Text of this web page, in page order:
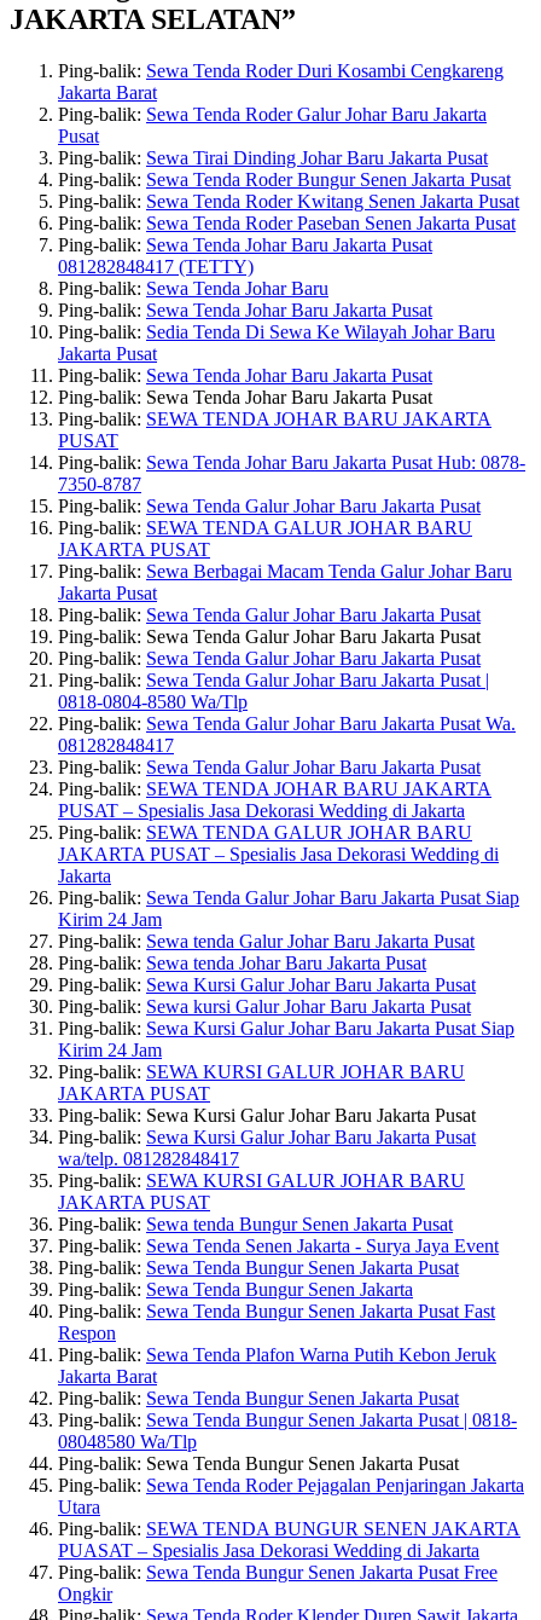
JAKARTA SELATAN”
Ping-balik: Sewa Tenda Roder Duri Kosambi Cengkareng
Jakarta Barat
Ping-balik: Sewa Tenda Roder Galur Johar Baru Jakarta
Pusat
Ping-balik: Sewa Tirai Dinding Johar Baru Jakarta Pusat
Ping-balik: Sewa Tenda Roder Bungur Senen Jakarta Pusat
Ping-balik: Sewa Tenda Roder Kwitang Senen Jakarta Pusat
Ping-balik: Sewa Tenda Roder Paseban Senen Jakarta Pusat
Ping-balik: Sewa Tenda Johar Baru Jakarta Pusat
081282848417 (TETTY)
Ping-balik: Sewa Tenda Johar Baru
Ping-balik: Sewa Tenda Johar Baru Jakarta Pusat
Ping-balik: Sedia Tenda Di Sewa Ke Wilayah Johar Baru
Jakarta Pusat
Ping-balik: Sewa Tenda Johar Baru Jakarta Pusat
Ping-balik: Sewa Tenda Johar Baru Jakarta Pusat
Ping-balik: SEWA TENDA JOHAR BARU JAKARTA
PUSAT
Ping-balik: Sewa Tenda Johar Baru Jakarta Pusat Hub: 0878-
7350-8787
Ping-balik: Sewa Tenda Galur Johar Baru Jakarta Pusat
Ping-balik: SEWA TENDA GALUR JOHAR BARU
JAKARTA PUSAT
Ping-balik: Sewa Berbagai Macam Tenda Galur Johar Baru
Jakarta Pusat
Ping-balik: Sewa Tenda Galur Johar Baru Jakarta Pusat
Ping-balik: Sewa Tenda Galur Johar Baru Jakarta Pusat
Ping-balik: Sewa Tenda Galur Johar Baru Jakarta Pusat
Ping-balik: Sewa Tenda Galur Johar Baru Jakarta Pusat |
0818-0804-8580 Wa/Tlp
Ping-balik: Sewa Tenda Galur Johar Baru Jakarta Pusat Wa.
081282848417
Ping-balik: Sewa Tenda Galur Johar Baru Jakarta Pusat
Ping-balik: SEWA TENDA JOHAR BARU JAKARTA
PUSAT – Spesialis Jasa Dekorasi Wedding di Jakarta
Ping-balik: SEWA TENDA GALUR JOHAR BARU
JAKARTA PUSAT – Spesialis Jasa Dekorasi Wedding di
Jakarta
Ping-balik: Sewa Tenda Galur Johar Baru Jakarta Pusat Siap
Kirim 24 Jam
Ping-balik: Sewa tenda Galur Johar Baru Jakarta Pusat
Ping-balik: Sewa tenda Johar Baru Jakarta Pusat
Ping-balik: Sewa Kursi Galur Johar Baru Jakarta Pusat
Ping-balik: Sewa kursi Galur Johar Baru Jakarta Pusat
Ping-balik: Sewa Kursi Galur Johar Baru Jakarta Pusat Siap
Kirim 24 Jam
Ping-balik: SEWA KURSI GALUR JOHAR BARU
JAKARTA PUSAT
Ping-balik: Sewa Kursi Galur Johar Baru Jakarta Pusat
Ping-balik: Sewa Kursi Galur Johar Baru Jakarta Pusat
wa/telp. 081282848417
Ping-balik: SEWA KURSI GALUR JOHAR BARU
JAKARTA PUSAT
Ping-balik: Sewa tenda Bungur Senen Jakarta Pusat
Ping-balik: Sewa Tenda Senen Jakarta - Surya Jaya Event
Ping-balik: Sewa Tenda Bungur Senen Jakarta Pusat
Ping-balik: Sewa Tenda Bungur Senen Jakarta
Ping-balik: Sewa Tenda Bungur Senen Jakarta Pusat Fast
Respon
Ping-balik: Sewa Tenda Plafon Warna Putih Kebon Jeruk
Jakarta Barat
Ping-balik: Sewa Tenda Bungur Senen Jakarta Pusat
Ping-balik: Sewa Tenda Bungur Senen Jakarta Pusat | 0818-
08048580 Wa/Tlp
Ping-balik: Sewa Tenda Bungur Senen Jakarta Pusat
Ping-balik: Sewa Tenda Roder Pejagalan Penjaringan Jakarta
Utara
Ping-balik: SEWA TENDA BUNGUR SENEN JAKARTA
PUASAT – Spesialis Jasa Dekorasi Wedding di Jakarta
Ping-balik: Sewa Tenda Bungur Senen Jakarta Pusat Free
Ongkir
Ping-balik: Sewa Tenda Roder Klender Duren Sawit Jakarta